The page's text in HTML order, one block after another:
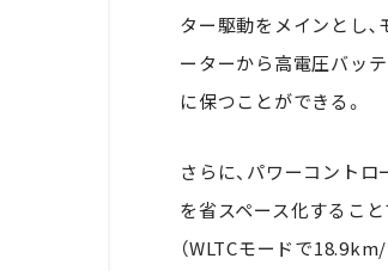
ター駆動をメインとし､
ーターから高電圧バッ
に保つことができる。
さらに、パワーコント
を省スペース化するこ
（WLTCモードで